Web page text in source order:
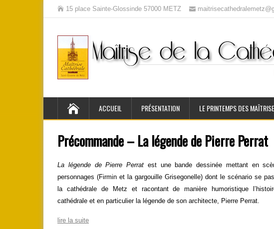
15 place Sainte-Glossinde 57000 METZ
ACCUEIL PRÉSENTATION LE PRINTEMPS DES
Précommande – La légende de Pierre Perrat
La légende de Pierre Perrat est une bande dessinée mettant en
personnages (Firmin et la gargouille Grisegonelle) dont le scénario se
la cathédrale de Metz et racontant de manière humoristique
cathédrale et en particulier la légende de son architecte, Pierre Perrat.
lire la suite